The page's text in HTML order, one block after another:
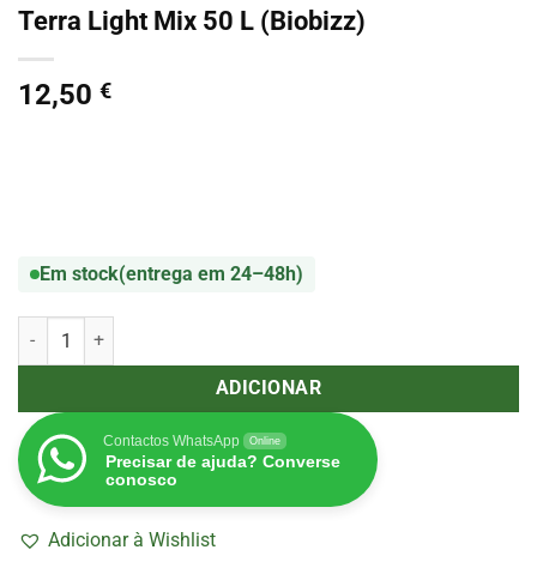
Terra Light Mix 50 L (Biobizz)
12,50 €
Em stock(entrega em 24–48h)
Quantidade de Terra Light Mix 50 L (Biobizz)
ADICIONAR
Contactos WhatsApp Online
Precisar de ajuda? Converse
conosco
Adicionar à Wishlist